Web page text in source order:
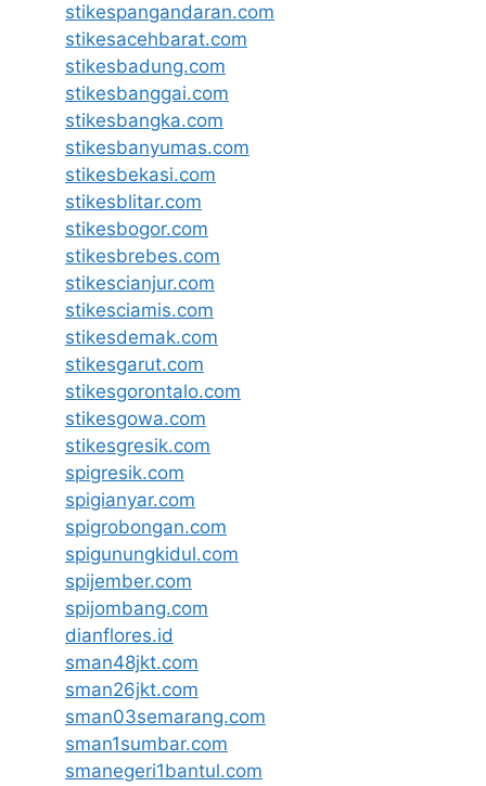
stikespangandaran.com
stikesacehbarat.com
stikesbadung.com
stikesbanggai.com
stikesbangka.com
stikesbanyumas.com
stikesbekasi.com
stikesblitar.com
stikesbogor.com
stikesbrebes.com
stikescianjur.com
stikesciamis.com
stikesdemak.com
stikesgarut.com
stikesgorontalo.com
stikesgowa.com
stikesgresik.com
spigresik.com
spigianyar.com
spigrobongan.com
spigunungkidul.com
spijember.com
spijombang.com
dianflores.id
sman48jkt.com
sman26jkt.com
sman03semarang.com
sman1sumbar.com
smanegeri1bantul.com